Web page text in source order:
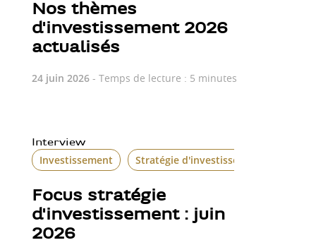
Nos thèmes
d'investissement 2026
actualisés
24 juin 2026- Temps de lecture : 5 minutes
Interview
Investissement Stratégie d'investissement
Focus stratégie
d'investissement : juin
2026